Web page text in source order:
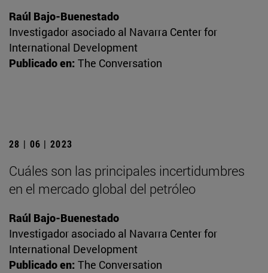
Raúl Bajo-Buenestado
Investigador asociado al Navarra Center for
International Development
Publicado en: The Conversation
28 | 06 | 2023
Cuáles son las principales incertidumbres
en el mercado global del petróleo
Raúl Bajo-Buenestado
Investigador asociado al Navarra Center for
International Development
Publicado en: The Conversation